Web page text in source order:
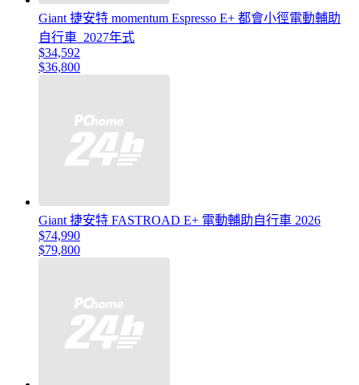
Giant 捷安特 momentum Espresso E+ 都會小徑電動輔助
自行車_2027年式
$34,592
$36,800
Giant 捷安特 FASTROAD E+ 電動輔助自行車 2026
$74,990
$79,800